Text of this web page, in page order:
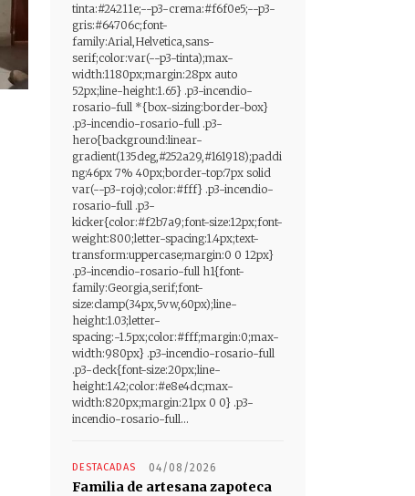
tinta:#24211e;--p3-crema:#f6f0e5;--p3-
gris:#64706c;font-
family:Arial,Helvetica,sans-
serif;color:var(--p3-tinta);max-
width:1180px;margin:28px auto
52px;line-height:1.65} .p3-incendio-
rosario-full *{box-sizing:border-box}
.p3-incendio-rosario-full .p3-
hero{background:linear-
gradient(135deg,#252a29,#161918);paddi
ng:46px 7% 40px;border-top:7px solid
var(--p3-rojo);color:#fff} .p3-incendio-
rosario-full .p3-
kicker{color:#f2b7a9;font-size:12px;font-
weight:800;letter-spacing:1.4px;text-
transform:uppercase;margin:0 0 12px}
.p3-incendio-rosario-full h1{font-
family:Georgia,serif;font-
size:clamp(34px,5vw,60px);line-
height:1.03;letter-
spacing:-1.5px;color:#fff;margin:0;max-
width:980px} .p3-incendio-rosario-full
.p3-deck{font-size:20px;line-
height:1.42;color:#e8e4dc;max-
width:820px;margin:21px 0 0} .p3-
incendio-rosario-full...
DESTACADAS 04/08/2026
Familia de artesana zapoteca